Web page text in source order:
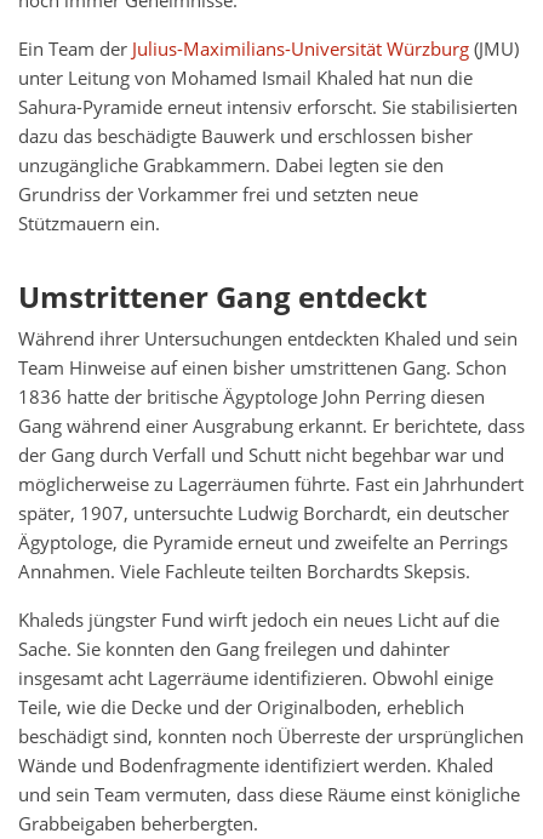
Ein Team der Julius-Maximilians-Universität Würzburg(JMU)
unter Leitung von Mohamed Ismail Khaled hat nun die
Sahura-Pyramide erneut intensiv erforscht. Sie stabilisierten
dazu das beschädigte Bauwerk und erschlossen bisher
unzugängliche Grabkammern. Dabei legten sie den
Grundriss der Vorkammer frei und setzten neue
Stützmauern ein.
Umstrittener Gang entdeckt
Während ihrer Untersuchungen entdeckten Khaled und sein
Team Hinweise auf einen bisher umstrittenen Gang. Schon
1836 hatte der britische Ägyptologe John Perring diesen
Gang während einer Ausgrabung erkannt. Er berichtete, dass
der Gang durch Verfall und Schutt nicht begehbar war und
möglicherweise zu Lagerräumen führte. Fast ein Jahrhundert
später, 1907, untersuchte Ludwig Borchardt, ein deutscher
Ägyptologe, die Pyramide erneut und zweifelte an Perrings
Annahmen. Viele Fachleute teilten Borchardts Skepsis.
Khaleds jüngster Fund wirft jedoch ein neues Licht auf die
Sache. Sie konnten den Gang freilegen und dahinter
insgesamt acht Lagerräume identifizieren. Obwohl einige
Teile, wie die Decke und der Originalboden, erheblich
beschädigt sind, konnten noch Überreste der ursprünglichen
Wände und Bodenfragmente identifiziert werden. Khaled
und sein Team vermuten, dass diese Räume einst königliche
Grabbeigaben beherbergten.